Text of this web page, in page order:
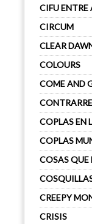
CIFU ENTRE
CIRCUM
CLEAR
COLOURS
COME AND
COPLAS EN
COPLAS
COSAS QUE
CREEPY
CRISIS